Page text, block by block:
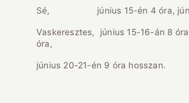
Sé, június 15-én 4 óra, június
Vaskeresztes, június 15-16-án 8
óra,
június 20-21-én 9 óra hosszan.